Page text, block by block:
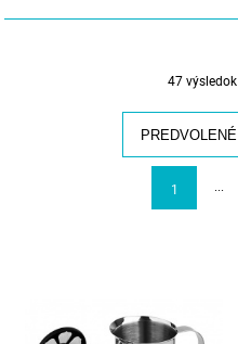
47 výsledok
PREDVOLENÉ
1